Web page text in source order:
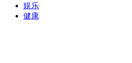
娱乐
健康